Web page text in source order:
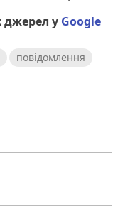
джерел у Google
повідомлення